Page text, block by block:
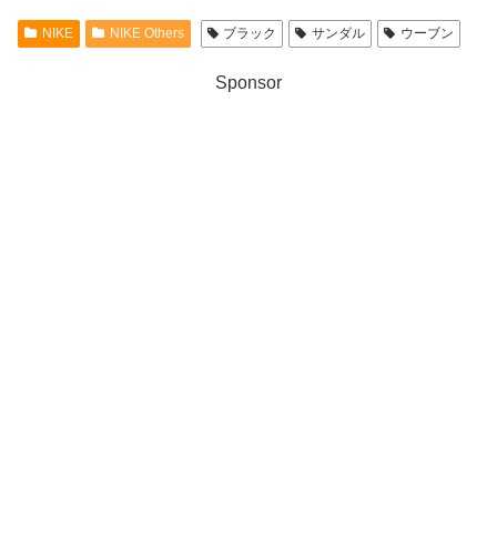
NIKE NIKE Others ブラック サンダル ウーブン
Sponsor